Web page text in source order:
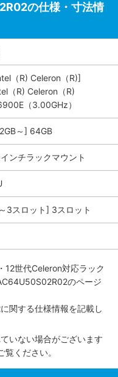
の仕様・寸法情
（R) Celeron（R)]
（R) Celeron（R)
（3.00GHz）
～] 64GB
ンチラックマウント
3スロット] 3スロット
12世代Celeron対応ラック
のページ
関する仕様情報を記載し
いない場合がございます
覧ください。